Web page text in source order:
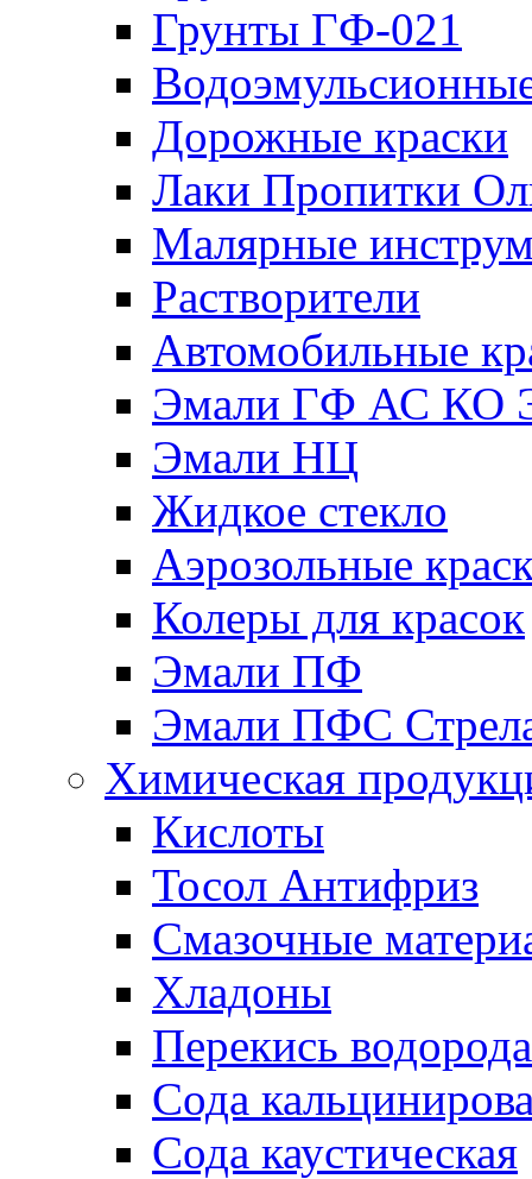
Грунты ГФ-021
Дорожные краски
Лаки Пропитки
Малярные
Растворители
Автомобильные
Эмали ГФ АС КО
Эмали НЦ
Жидкое стекло
Аэрозольные
Колеры для красок
Эмали ПФ
Эмали ПФС
Химическая
Кислоты
Тосол Антифриз
Смазочные
Хладоны
Перекись водорода
Сода
Сода каустическая